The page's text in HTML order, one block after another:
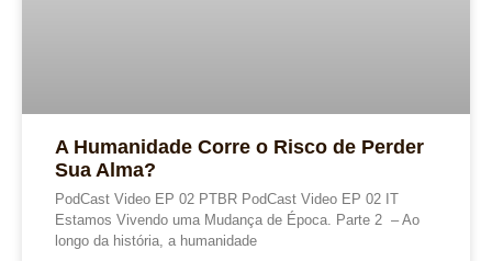
A Humanidade Corre o Risco de Perder
Sua Alma?
PodCast Video EP 02 PTBR PodCast Video EP 02 IT
Estamos Vivendo uma Mudança de Época. Parte 2 – Ao
longo da história, a humanidade